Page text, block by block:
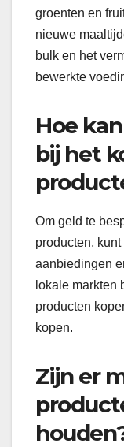
groenten en
nieuwe
bulk en het
bewerkte
Hoe
bij het
Om geld te
producten,
aanbiedingen
lokale markten
producten
kopen.
Zijn er